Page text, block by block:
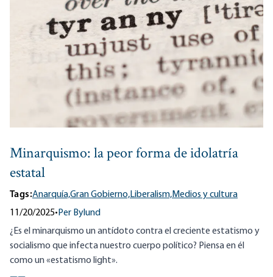
Minarquismo: la peor forma de idolatría
estatal
Tags:Anarquía,Gran Gobierno,Liberalism,Medios y cultura
11/20/2025•Per Bylund
¿Es el minarquismo un antídoto contra el creciente estatismo y
socialismo que infecta nuestro cuerpo político? Piensa en él
como un «estatismo light».